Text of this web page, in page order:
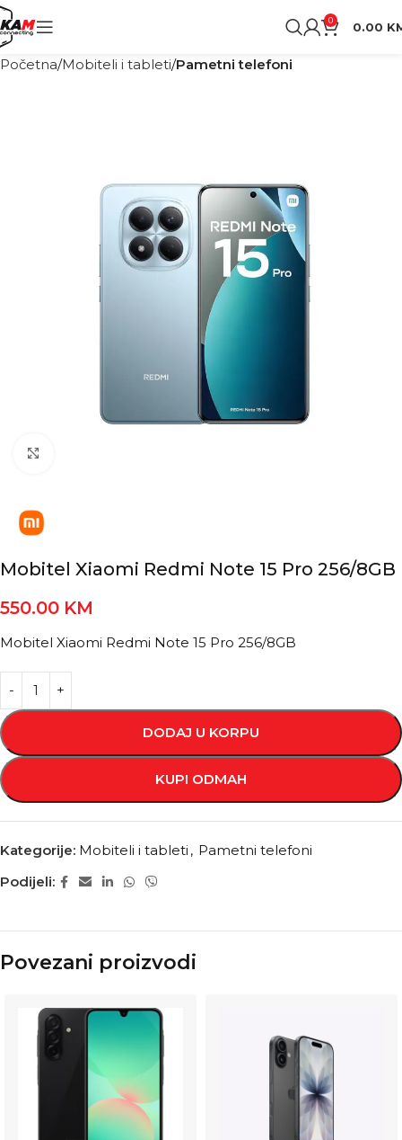
0 0.00
Početna Mobiteli i tableti Pametni telefoni
Mobitel Xiaomi Redmi Note 15 Pro 256/8GB
550.00 KM
Mobitel Xiaomi Redmi Note 15 Pro 256/8GB
DODAJ U KORPU
KUPI ODMAH
Kategorije: Mobiteli i tableti , Pametni telefoni
Podijeli:
Povezani proizvodi